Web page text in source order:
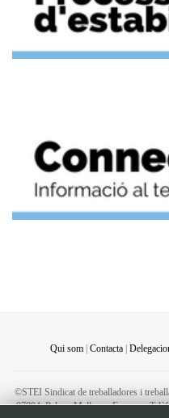
Qui som| Contacta|
©STEI Sindicat de treballadores i
07004. Palma. Mallorca. Espanya.